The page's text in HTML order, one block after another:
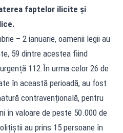
faptelor ilicite și
– 2 ianuarie, oamenii legii au
59 dintre acestea fiind
112.În urma celor 26 de
în această perioadă, au fost
contravențională, pentru
în valoare de peste 50.000 de
au prins 15 persoane în